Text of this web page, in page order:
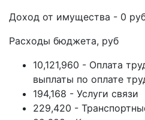
Доход от имущества - 0
Расходы бюджета, руб
10,121,960 - Оплата
выплаты по оплате
194,168 - Услуги связи
229,420 -